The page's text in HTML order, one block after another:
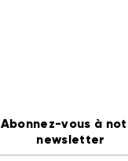
Abonnez-vous à
newsletter